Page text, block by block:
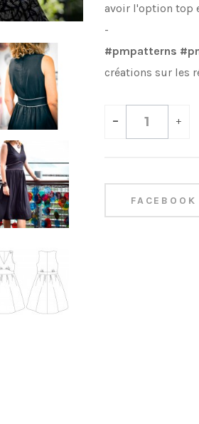
avoir l'option top
-
#pmpatterns
créations sur les
- +
FACEBOOK